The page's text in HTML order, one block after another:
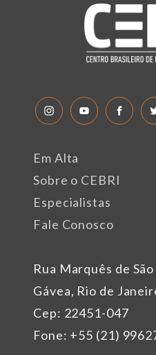
Rua Marquês de
Gávea, Rio de
Cep: 22451-047
Fone: +55 (21)
Em Alta
Sobre o CEBRI
Especialistas
Fale Conosco